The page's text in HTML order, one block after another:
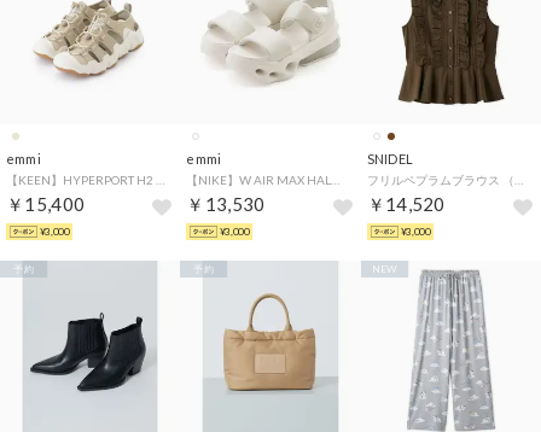
emmi
￥15,400
¥3,000
emmi
￥13,530
¥3,000
SNIDEL
￥14,520
¥3,000
予約 予約 NEW